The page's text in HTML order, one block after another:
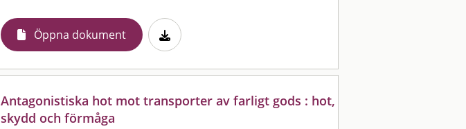
Öppna dokument
Antagonistiska hot mot transporter av farligt gods : hot,
skydd och förmåga